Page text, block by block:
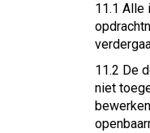
11.1 Alle
11.2 De
niet